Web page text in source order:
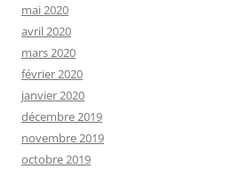
mai 2020
avril 2020
mars 2020
février 2020
janvier 2020
décembre 2019
novembre 2019
octobre 2019